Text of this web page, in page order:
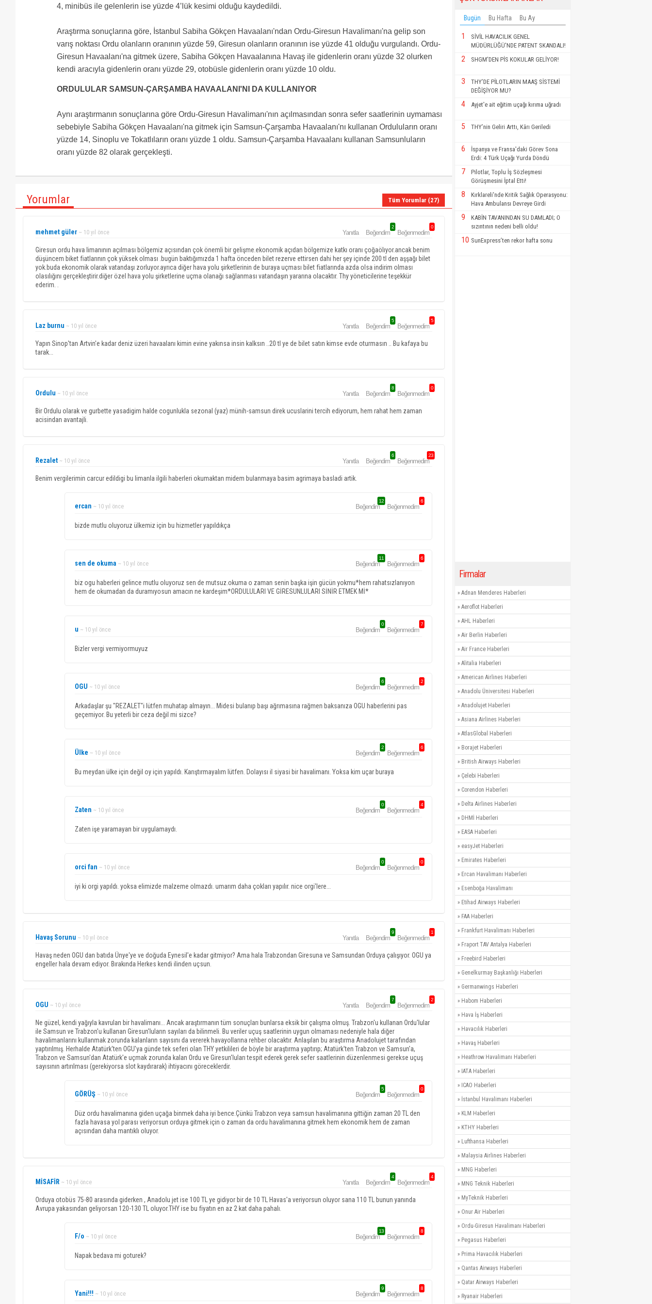
4, minibüs ile gelenlerin ise yüzde 4’lük kesimi olduğu kaydedildi.
Araştırma sonuçlarına göre, İstanbul Sabiha Gökçen Havaalanı'ndan Ordu-Giresun Havalimanı'na gelip son
varış noktası Ordu olanların oranının yüzde 59, Giresun olanların oranının ise yüzde 41 olduğu vurgulandı. Ordu-
Giresun Havaalanı'na gitmek üzere, Sabiha Gökçen Havaalanına Havaş ile gidenlerin oranı yüzde 32 olurken
kendi aracıyla gidenlerin oranı yüzde 29, otobüsle gidenlerin oranı yüzde 10 oldu.
ORDULULAR SAMSUN-ÇARŞAMBA HAVAALANI'NI DA KULLANIYOR
Aynı araştırmanın sonuçlarına göre Ordu-Giresun Havalimanı'nın açılmasından sonra sefer saatlerinin uymaması
sebebiyle Sabiha Gökçen Havaalanı'na gitmek için Samsun-Çarşamba Havaalanı'nı kullanan Orduluların oranı
yüzde 14, Sinoplu ve Tokatlıların oranı yüzde 1 oldu. Samsun-Çarşamba Havaalanı kullanan Samsunluların
oranı yüzde 82 olarak gerçekleşti.
Yorumlar Tüm Yorumlar (27)
mehmet güler ~ 10 yıl önce Yanıtla Beğendim
2
Beğenmedim
0
Giresun ordu hava limanının açılması bölgemiz açısından çok önemli bir gelişme.ekonomik açıdan bölgemize katkı oranı çoğaölıyor.ancak benim
düşüncem biket fiatlarının çok yüksek olması .bugün baktığımızda 1 hafta önceden bilet rezerve ettirsen dahi her şey içinde 200 tl den aşşağı bilet
yok.buda ekonomik olarak vatandaşı zorluyor.ayrıca diğer hava yolu şirketlerinin de buraya uçması bilet fiatlarında azda olsa indirim olması
olasılığını gerçekleştirir.diğer özel hava yolu şirketlerine uçma olanağı sağlanması vatandaşın yararına olacaktır. Thy yöneticilerine teşekkür
ederim. .
Laz burnu ~ 10 yıl önce Yanıtla Beğendim
5
Beğenmedim
5
Yapın Sinop'tan Artvin'e kadar deniz üzeri havaalanı kimin evine yakınsa insin kalksın ..20 tl ye de bilet satın kimse evde oturmasın .. Bu kafaya bu
tarak...
Ordulu ~ 10 yıl önce Yanıtla Beğendim
8
Beğenmedim
0
Bir Ordulu olarak ve gurbette yasadigim halde cogunlukla sezonal (yaz) münih-samsun direk ucuslarini tercih ediyorum, hem rahat hem zaman
acisindan avantajli.
Rezalet ~ 10 yıl önce Yanıtla Beğendim
6
Beğenmedim
23
Benim vergilerimin carcur edildigi bu limanla ilgili haberleri okumaktan midem bulanmaya basim agrimaya basladi artik.
ercan ~ 10 yıl önce Beğendim
12
Beğenmedim
6
bizde mutlu oluyoruz ülkemiz için bu hizmetler yapıldıkça
sen de okuma ~ 10 yıl önce Beğendim
11
Beğenmedim
6
biz ogu haberleri gelince mutlu oluyoruz sen de mutsuz.okuma o zaman senin başka işin gücün yokmu*hem rahatsızlanıyon
hem de okumadan da duramıyosun amacın ne kardeşim*ORDULULARI VE GİRESUNLULARI SİNİR ETMEK Mİ*
u ~ 10 yıl önce Beğendim
0
Beğenmedim
7
Bizler vergi vermiyormuyuz
OGU ~ 10 yıl önce Beğendim
6
Beğenmedim
2
Arkadaşlar şu "REZALET"i lütfen muhatap almayın... Midesi bulanıp başı ağrımasına rağmen baksanıza OGU haberlerini pas
geçemiyor. Bu yeterli bir ceza değil mi sizce?
Ülke ~ 10 yıl önce Beğendim
2
Beğenmedim
6
Bu meydan ülke için değil oy için yapıldı. Karıştırmayalım lütfen. Dolayısı il siyasi bir havalimanı. Yoksa kim uçar buraya
Zaten ~ 10 yıl önce Beğendim
0
Beğenmedim
4
Zaten işe yaramayan bir uygulamaydı.
orci fan ~ 10 yıl önce Beğendim
0
Beğenmedim
0
iyi ki orgi yapıldı. yoksa elimizde malzeme olmazdı. umarım daha çokları yapılır. nice orgi'lere...
Havaş Sorunu ~ 10 yıl önce Yanıtla Beğendim
9
Beğenmedim
1
Havaş neden OGU dan batıda Ünye'ye ve doğuda Eynesil'e kadar gitmiyor? Ama hala Trabzondan Giresuna ve Samsundan Orduya çalışıyor. OGU ya
engeller hala devam ediyor. Bırakında Herkes kendi ilinden uçsun.
OGU ~ 10 yıl önce Yanıtla Beğendim
7
Beğenmedim
2
Ne güzel, kendi yağıyla kavrulan bir havalimanı... Ancak araştırmanın tüm sonuçları bunlarsa eksik bir çalışma olmuş. Trabzon'u kullanan Ordu'lular
ile Samsun ve Trabzon'u kullanan Giresun'luların sayıları da bilinmeli. Bu veriler uçuş saatlerinin uygun olmaması nedeniyle hala diğer
havalimanlarını kullanmak zorunda kalanların sayısını da vererek havayollarına rehber olacaktır. Anlaşılan bu araştırma Anadolujet tarafından
yaptırılmış. Herhalde Atatürk'ten OGU'ya günde tek seferi olan THY yetkilileri de böyle bir araştırma yaptırıp; Atatürk'ten Trabzon ve Samsun'a,
Trabzon ve Samsun'dan Atatürk'e uçmak zorunda kalan Ordu ve Giresun'luları tespit ederek gerek sefer saatlerinin düzenlenmesi gerekse uçuş
sayısının artırılması (gerekiyorsa slot kaydırarak) ihtiyacını göreceklerdir.
GÖRÜŞ ~ 10 yıl önce Beğendim
5
Beğenmedim
0
Düz ordu havalimanına giden uçağa binmek daha iyi bence.Çünkü Trabzon veya samsun havalimanına gittiğin zaman 20 TL den
fazla havasa yol parası veriyorsun orduya gitmek için o zaman da ordu havalimanına gitmek hem ekonomik hem de zaman
açısından daha mantıklı oluyor.
MİSAFİR ~ 10 yıl önce Yanıtla Beğendim
4
Beğenmedim
4
Orduya otobüs 75-80 arasında giderken , Anadolu jet ise 100 TL ye gidiyor bir de 10 TL Havas'a veriyorsun oluyor sana 110 TL bunun yanında
Avrupa yakasından geliyorsan 120-130 TL oluyor.THY ise bu fiyatın en az 2 kat daha pahalı.
F/o ~ 10 yıl önce Beğendim
13
Beğenmedim
8
Napak bedava mi goturek?
Yani!!! ~ 10 yıl önce Beğendim
9
Beğenmedim
8
Bugün Bu Hafta Bu Ay
1
SİVİL HAVACILIK GENEL
MÜDÜRLÜĞÜ'NDE PATENT SKANDALI!
2 SHGM'DEN PİS KOKULAR GELİYOR!
3
THY’DE PİLOTLARIN MAAŞ SİSTEMİ
DEĞİŞİYOR MU?
4 Ayjet'e ait eğitim uçağı kırıma uğradı
5 THY’nin Geliri Arttı, Kârı Geriledi
6
İspanya ve Fransa'daki Görev Sona
Erdi: 4 Türk Uçağı Yurda Döndü
7
Pilotlar, Toplu İş Sözleşmesi
Görüşmesini İptal Etti!
8
Kırklareli'nde Kritik Sağlık Operasyonu:
Hava Ambulansı Devreye Girdi
9
KABİN TAVANINDAN SU DAMLADI; O
sızıntının nedeni belli oldu!
10 SunExpress’ten rekor hafta sonu
Firmalar
» Adnan Menderes Haberleri
» Aeroflot Haberleri
» AHL Haberleri
» Air Berlin Haberleri
» Air France Haberleri
» Alitalia Haberleri
» American Airlines Haberleri
» Anadolu Üniversitesi Haberleri
» Anadolujet Haberleri
» Asiana Airlines Haberleri
» AtlasGlobal Haberleri
» Borajet Haberleri
» British Airways Haberleri
» Çelebi Haberleri
» Corendon Haberleri
» Delta Airlines Haberleri
» DHMİ Haberleri
» EASA Haberleri
» easyJet Haberleri
» Emirates Haberleri
» Ercan Havalimanı Haberleri
» Esenboğa Havalimanı
» Etihad Airways Haberleri
» FAA Haberleri
» Frankfurt Havalimanı Haberleri
» Fraport TAV Antalya Haberleri
» Freebird Haberleri
» Genelkurmay Başkanlığı Haberleri
» Germanwings Haberleri
» Habom Haberleri
» Hava İş Haberleri
» Havacılık Haberleri
» Havaş Haberleri
» Heathrow Havalimanı Haberleri
» IATA Haberleri
» ICAO Haberleri
» İstanbul Havalimanı Haberleri
» KLM Haberleri
» KTHY Haberleri
» Lufthansa Haberleri
» Malaysia Airlines Haberleri
» MNG Haberleri
» MNG Teknik Haberleri
» MyTeknik Haberleri
» Onur Air Haberleri
» Ordu-Giresun Havalimanı Haberleri
» Pegasus Haberleri
» Prima Havacılık Haberleri
» Qantas Airways Haberleri
» Qatar Airways Haberleri
» Ryanair Haberleri